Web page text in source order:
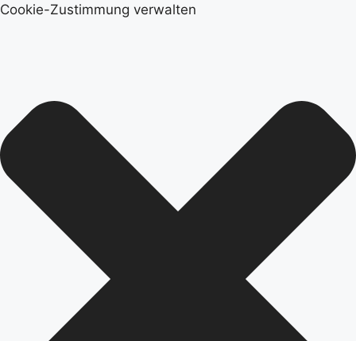
Cookie-Zustimmung verwalten